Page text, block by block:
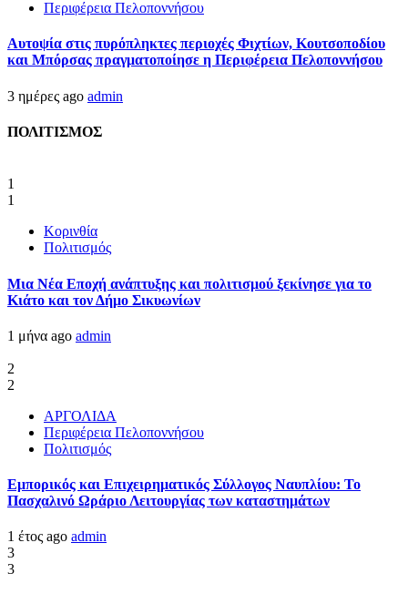
Περιφέρεια Πελοποννήσου
Αυτοψία στις πυρόπληκτες περιοχές Φιχτίων, Κουτσοποδίου
και Μπόρσας πραγματοποίησε η Περιφέρεια Πελοποννήσου
3 ημέρες ago admin
ΠΟΛΙΤΙΣΜΟΣ
1
1
Κορινθία
Πολιτισμός
Μια Νέα Εποχή ανάπτυξης και πολιτισμού ξεκίνησε για το
Κιάτο και τον Δήμο Σικυωνίων
1 μήνα ago admin
2
2
ΑΡΓΟΛΙΔΑ
Περιφέρεια Πελοποννήσου
Πολιτισμός
Εμπορικός και Επιχειρηματικός Σύλλογος Ναυπλίου: Το
Πασχαλινό Ωράριο Λειτουργίας των καταστημάτων
1 έτος ago admin
3
3